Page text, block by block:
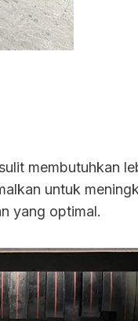
membutuhkan
untuk
yang optimal.